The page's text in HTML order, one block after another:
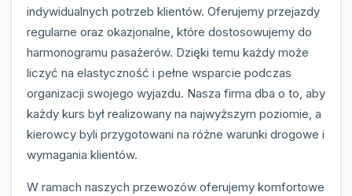
indywidualnych potrzeb klientów. Oferujemy przejazdy
regularne oraz okazjonalne, które dostosowujemy do
harmonogramu pasażerów. Dzięki temu każdy może
liczyć na elastyczność i pełne wsparcie podczas
organizacji swojego wyjazdu. Nasza firma dba o to, aby
każdy kurs był realizowany na najwyższym poziomie, a
kierowcy byli przygotowani na różne warunki drogowe i
wymagania klientów.
W ramach naszych przewozów oferujemy komfortowe